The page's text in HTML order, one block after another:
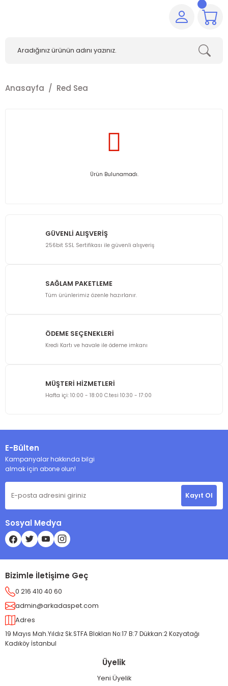
Anasayfa Red Sea
Ürün Bulunamadı.
GÜVENLİ ALIŞVERİŞ
256bit SSL Sertifikası ile güvenli alışveriş
SAĞLAM PAKETLEME
Tüm ürünlerimiz özenle hazırlanır.
ÖDEME SEÇENEKLERİ
Kredi Kartı ve havale ile ödeme imkanı
MÜŞTERİ HİZMETLERİ
Hafta içi: 10:00 - 18:00 C.tesi 10:30 - 17:00
E-Bülten
Kampanyalar hakkında bilgi
almak için abone olun!
Kayıt Ol
Sosyal Medya
Bizimle İletişime Geç
0 216 410 40 60
admin@arkadaspet.com
Adres
19 Mayıs Mah.Yıldız Sk.STFA Blokları No:17 B:7 Dükkan:2 Kozyatağı
Kadıköy İstanbul
Üyelik
Yeni Üyelik